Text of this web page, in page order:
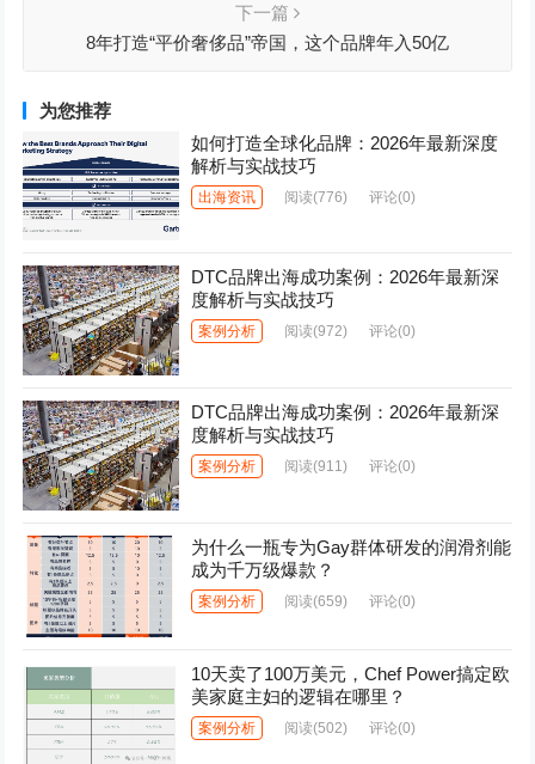
下一篇
8年打造“平价奢侈品”帝国，这个品牌年入50亿
为您推荐
如何打造全球化品牌：2026年最新深度
解析与实战技巧
出海资讯 阅读(776) 评论(0)
DTC品牌出海成功案例：2026年最新深
度解析与实战技巧
案例分析 阅读(972) 评论(0)
DTC品牌出海成功案例：2026年最新深
度解析与实战技巧
案例分析 阅读(911) 评论(0)
为什么一瓶专为Gay群体研发的润滑剂能
成为千万级爆款？
案例分析 阅读(659) 评论(0)
10天卖了100万美元，Chef Power搞定欧
美家庭主妇的逻辑在哪里？
案例分析 阅读(502) 评论(0)